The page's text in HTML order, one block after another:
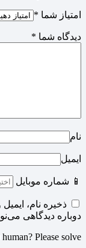
امتیاز شما *
دیدگاه شما *
نام
ایمیل
📱 شماره موبایل
ذخیره نام،
دوباره دیدگاهی
Please solve: